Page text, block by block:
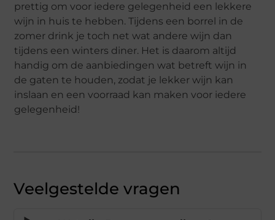
prettig om voor iedere gelegenheid een lekkere
wijn in huis te hebben. Tijdens een borrel in de
zomer drink je toch net wat andere wijn dan
tijdens een winters diner. Het is daarom altijd
handig om de aanbiedingen wat betreft wijn in
de gaten te houden, zodat je lekker wijn kan
inslaan en een voorraad kan maken voor iedere
gelegenheid!
Veelgestelde vragen